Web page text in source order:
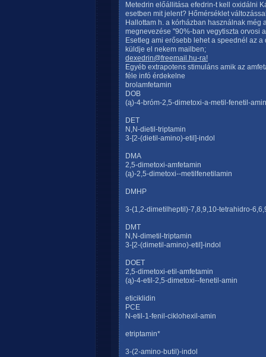
Metedrin előállitása efedrin-t kell oxidálni
esetben mit jelent? Hőmérséklet
Hallottam h. a kórházban használnak még
megnevezése "90%-ban vegytiszta orvosi
Esetleg ami erősebb lehet a speednél az
küldje el nekem mailben;
dexedrin@freemail.hu-ra!
Egyéb extrapotens stimuláns amik az
féle infó érdekelne
brolamfetamin
DOB
(ą)-4-bróm-2,5-dimetoxi-a-metil-fenetil-amin
DET
N,N-dietil-triptamin
3-[2-(dietil-amino)-etil]-indol
DMA
2,5-dimetoxi-amfetamin
(ą)-2,5-dimetoxi--metilfenetilamin
DMHP
3-(1,2-dimetilheptil)-7,8,9,10-tetrahidro-
DMT
N,N-dimetil-triptamin
3-[2-(dimetil-amino)-etil]-indol
DOET
2,5-dimetoxi-etil-amfetamin
(ą)-4-etil-2,5-dimetoxi--fenetil-amin
eticiklidin
PCE
N-etil-1-fenil-ciklohexil-amin
etriptamin*
3-(2-amino-butil)-indol